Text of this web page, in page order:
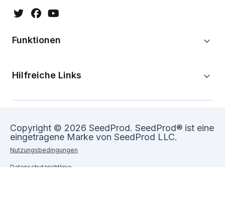
Funktionen
Hilfreiche Links
Copyright © 2026 SeedProd. SeedProd® ist eine
eingetragene Marke von SeedProd LLC.
Nutzungsbedingungen
Datenschutzrichtlinie